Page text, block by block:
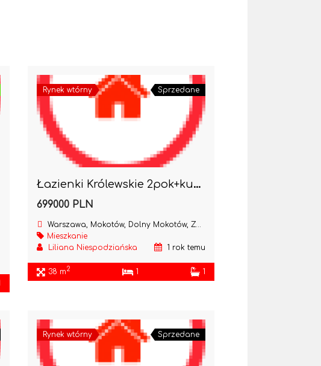
Rynek wtórny Sprzedane
Łazienki Królewskie 2pok+kuchnia-chcesz to mieć 🙂
699000 PLN
Warszawa, Mokotów, Dolny Mokotów, Zbierska
Mieszkanie
Liliana Niespodziańska
1 rok temu
38 m2 1 1
Rynek wtórny Sprzedane